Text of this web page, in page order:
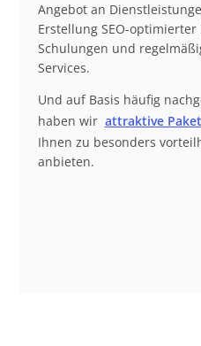
Angebot an
Erstellung SEO-
Schulungen und
Services.
Und auf Basis häufig
haben wir attraktive
Ihnen zu besonders
anbieten.